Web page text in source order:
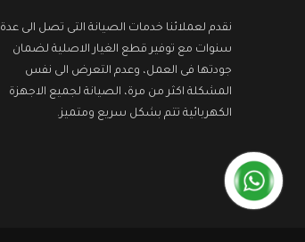
نقدم لعملائنا خدمات الصيانة التى تصل الى عدة
سنوات مع توفير قطع الغيار الاصلية لضمان
جودتها فى العمل، وعدم التعرض الى نفس
المشكلة اكثر من مرة، الصيانة لجميع الاجهزة
الكهربائية تتم بشكل سريع ومتميز.